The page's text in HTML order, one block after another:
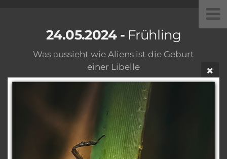
24.05.2024 - Frühling
Was aussieht wie Aliens ist die Geburt
einer Libelle